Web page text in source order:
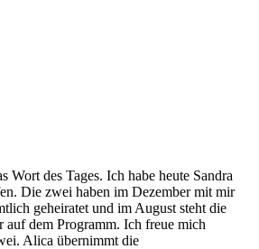
Wort des Tages. Ich habe heute Sandra
Die zwei haben im Dezember mit mir
geheiratet und im August steht die
auf dem Programm. Ich freue mich
Alica übernimmt die